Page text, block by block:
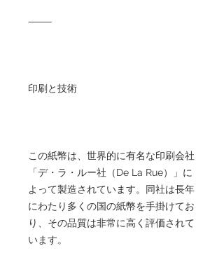
⸻
印刷と技術
この紙幣は、世界的に有名な印刷会社
「デ・ラ・ルー社（De La Rue）」に
よって製造されています。同社は長年
にわたり多くの国の紙幣を手掛けてお
り、その品質は非常に高く評価されて
います。